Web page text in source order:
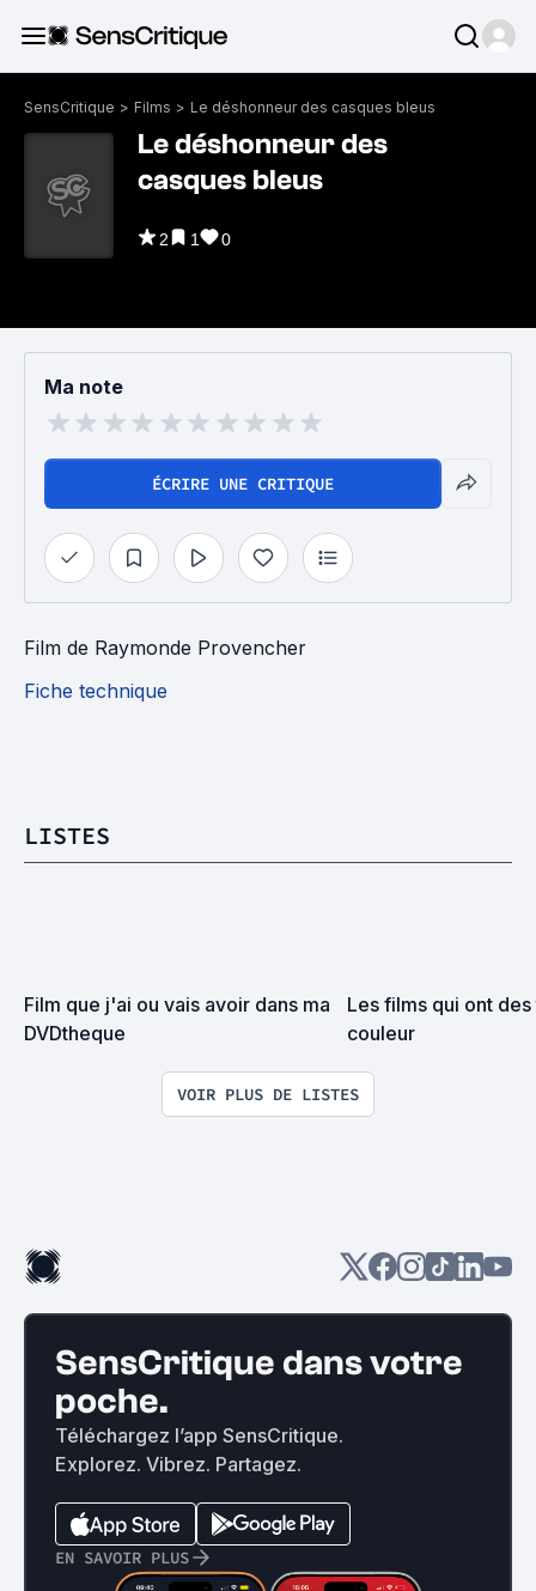
SensCritique > Films > Le déshonneur des casques bleus
Le déshonneur des
casques bleus
2 1 0
Ma note
ÉCRIRE UNE CRITIQUE
Film de Raymonde Provencher
Fiche technique
LISTES
Film que j'ai ou vais avoir dans ma
DVDtheque
Les films qui ont
couleur
VOIR PLUS DE LISTES
SensCritique dans votre
poche.
Téléchargez l’app SensCritique.
Explorez. Vibrez. Partagez.
EN SAVOIR PLUS